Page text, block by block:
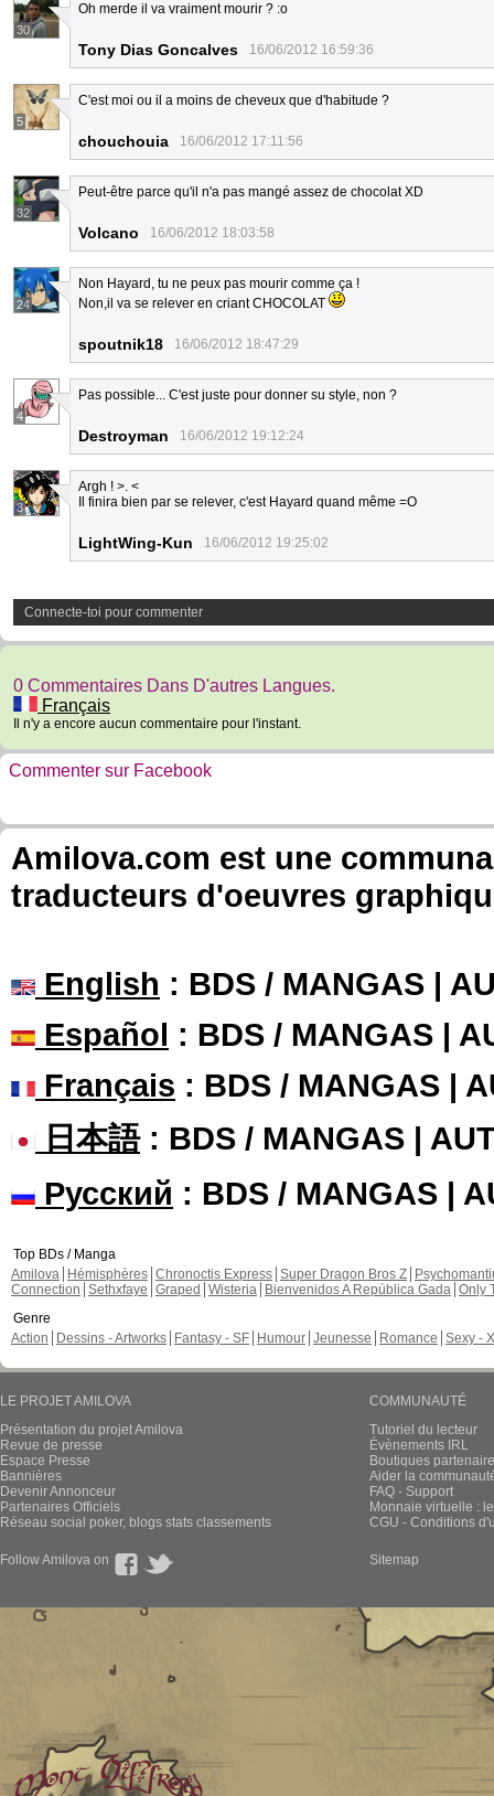
30
Oh merde il va vraiment mourir ? :o
Tony Dias Goncalves 16/06/2012 16:59:36
5
C'est moi ou il a moins de cheveux que d'habitude ?
chouchouia 16/06/2012 17:11:56
32
Peut-être parce qu'il n'a pas mangé assez de chocolat XD
Volcano 16/06/2012 18:03:58
24
Non Hayard, tu ne peux pas mourir comme ça !
Non,il va se relever en criant CHOCOLAT
spoutnik18 16/06/2012 18:47:29
4
Pas possible... C'est juste pour donner su style, non ?
Destroyman 16/06/2012 19:12:24
3
Argh ! >. <
Il finira bien par se relever, c'est Hayard quand même =O
LightWing-Kun 16/06/2012 19:25:02
Connecte-toi pour commenter
0 Commentaires Dans D'autres Langues.
Français
Il n'y a encore aucun commentaire pour l'instant.
Commenter sur Facebook
Amilova.com est une
traducteurs d'oeuvres
English : BDS / MANGAS |
Español : BDS / MANGAS |
Français : BDS / MANGAS |
日本語: BDS / MANGAS |
Русский : BDS / MANGAS |
Top BDs / Manga
Amilova
Hémisphères Chronoctis Express Super Dragon Bros Z
Connection Sethxfaye Graped Wisteria Bienvenidos A República Gada Only
Genre
Action
Dessins - Artworks Fantasy - SF Humour Jeunesse Romance Sexy -
LE PROJET AMILOVA
Présentation du projet Amilova
Revue de presse
Espace Presse
Bannières
Devenir Annonceur
Partenaires Officiels
Réseau social poker, blogs stats classements
COMMUNAUTÉ
Tutoriel du lecteur
Évènements IRL
Boutiques
Aider la
FAQ - Support
Monnaie virtuelle :
CGU - Conditions
Follow Amilova on Sitemap